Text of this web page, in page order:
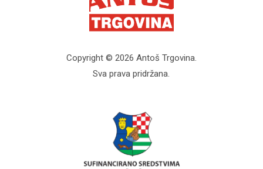
Copyright © 2026 Antoš Trgovina.
Sva prava pridržana.